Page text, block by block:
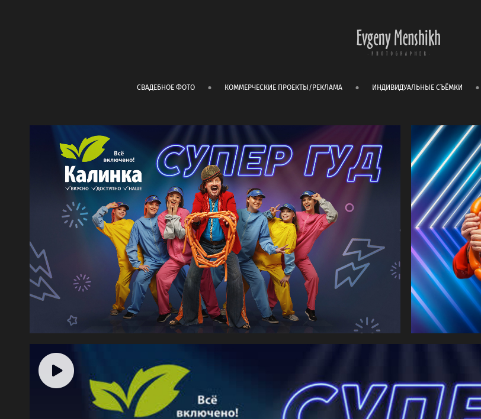
СВАДЕБНОЕ ФОТО КОММЕРЧЕСКИЕ ПРОЕКТЫ/РЕКЛАМА ИНДИВИДУАЛЬНЫЕ СЪЁМКИ